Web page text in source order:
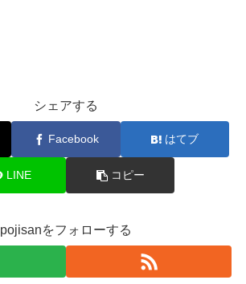
シェアする
Facebook はてブ
LINE コピー
pojisanをフォローする